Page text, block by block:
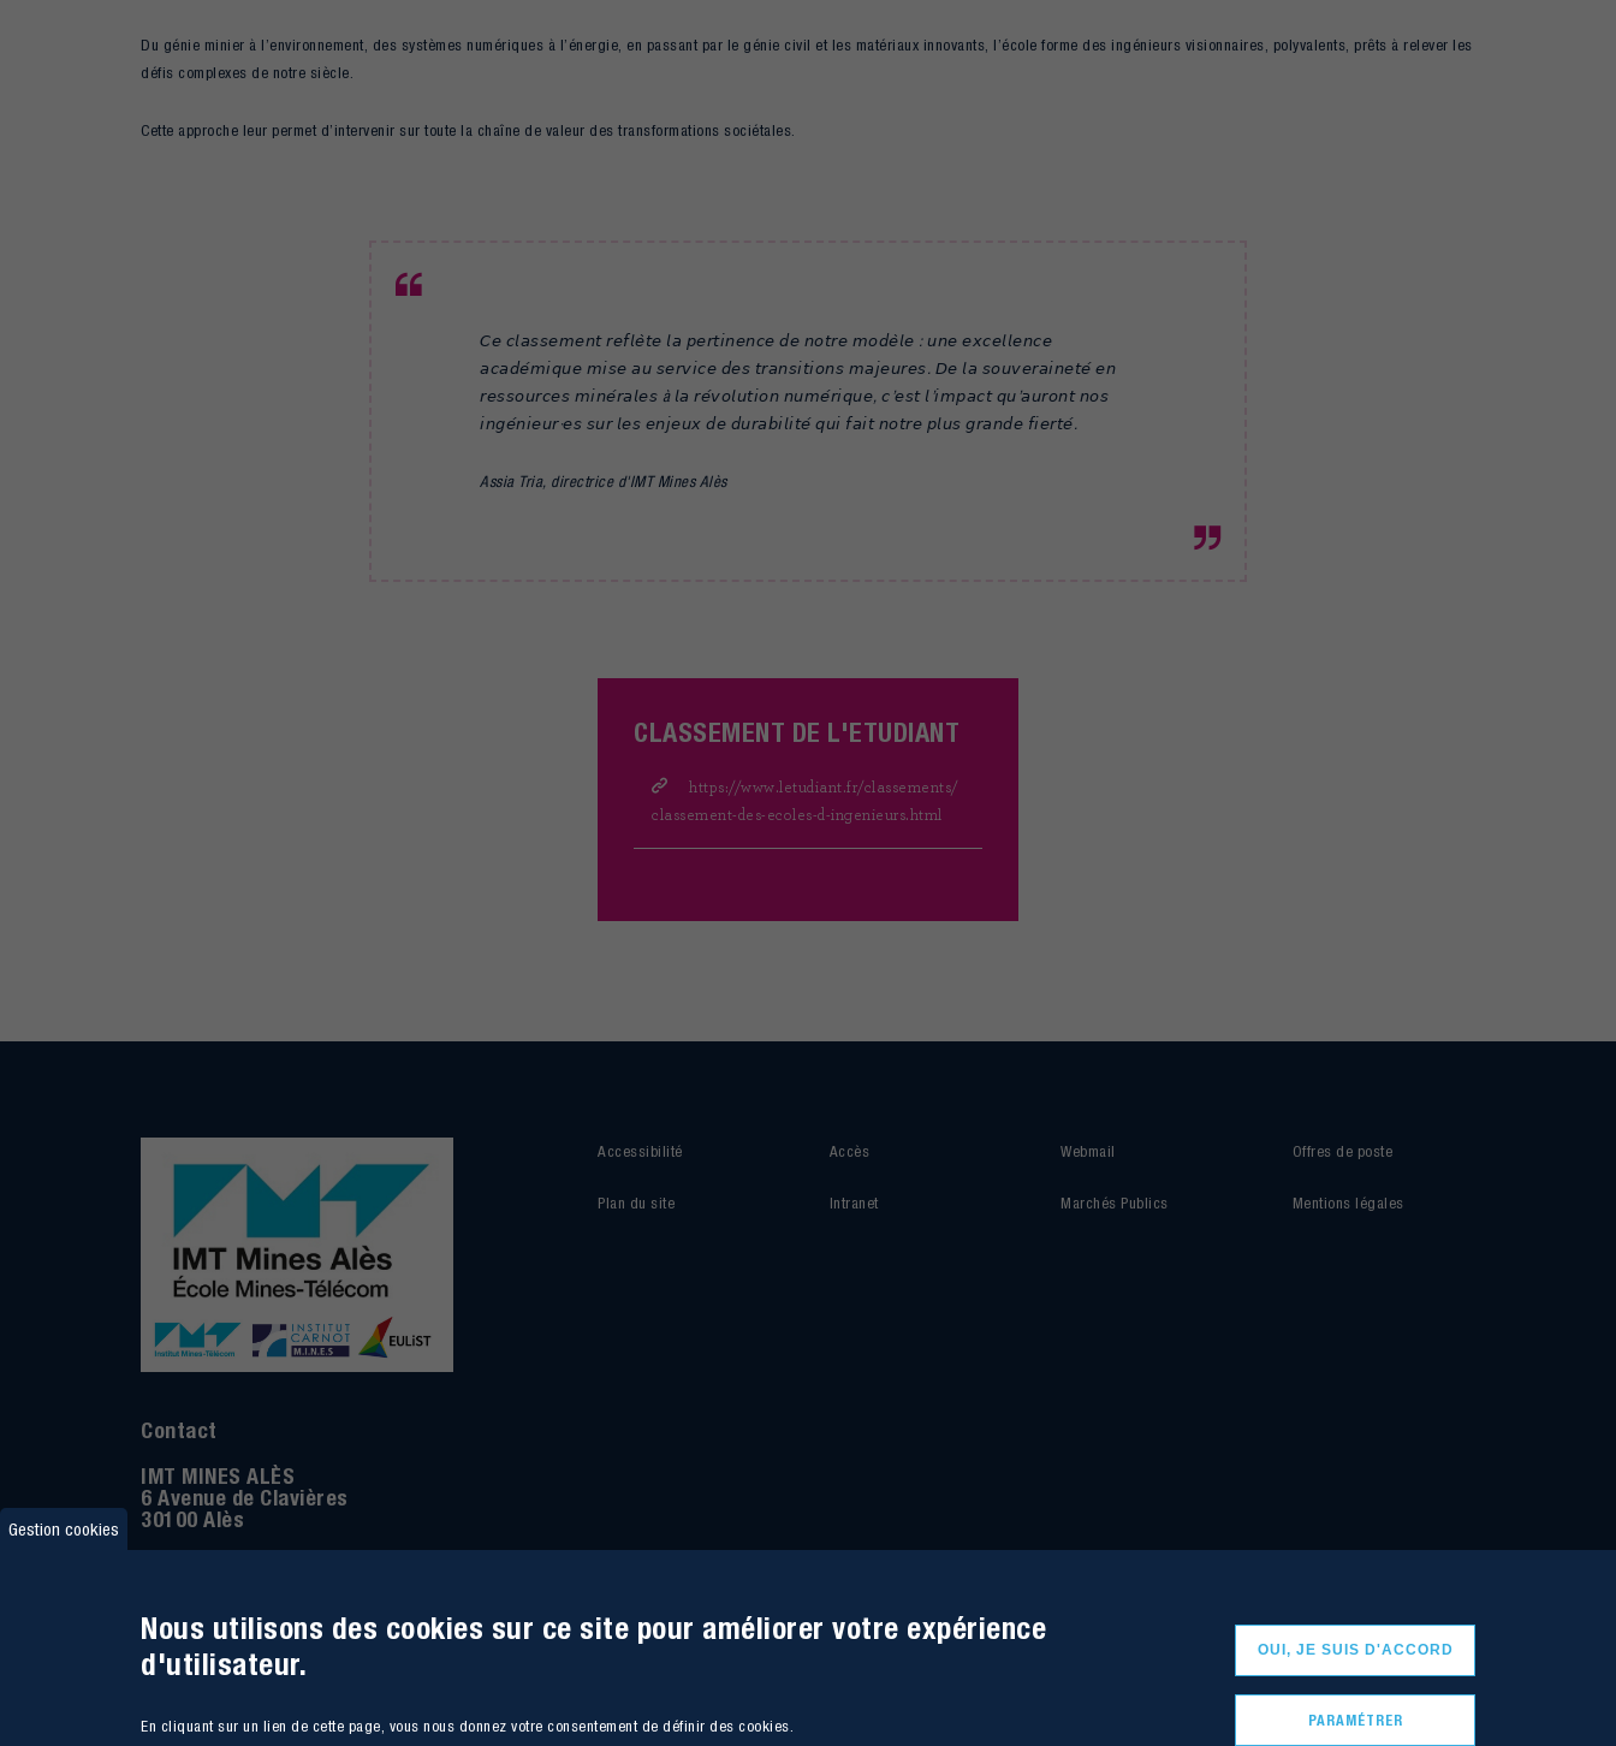
Du génie minier à l’environnement, des systèmes numériques à l’énergie, en passant par le génie civil et les matériaux innovants, l’école forme des ingénieurs visionnaires, polyvalents, prêts à relever les
défis complexes de notre siècle.
Cette approche leur permet d’intervenir sur toute la chaîne de valeur des transformations sociétales.
𝘊𝘦 𝘤𝘭𝘢𝘴𝘴𝘦𝘮𝘦𝘯𝘵 𝘳𝘦𝘧𝘭𝘦̀𝘵𝘦 𝘭𝘢 𝘱𝘦𝘳𝘵𝘪𝘯𝘦𝘯𝘤𝘦 𝘥𝘦 𝘯𝘰𝘵𝘳𝘦 𝘮𝘰𝘥𝘦̀𝘭𝘦 : 𝘶𝘯𝘦 𝘦𝘹𝘤𝘦𝘭𝘭𝘦𝘯𝘤𝘦
𝘢𝘤𝘢𝘥𝘦́𝘮𝘪𝘲𝘶𝘦 𝘮𝘪𝘴𝘦 𝘢𝘶 𝘴𝘦𝘳𝘷𝘪𝘤𝘦 𝘥𝘦𝘴 𝘵𝘳𝘢𝘯𝘴𝘪𝘵𝘪𝘰𝘯𝘴 𝘮𝘢𝘫𝘦𝘶𝘳𝘦𝘴. 𝘋𝘦 𝘭𝘢 𝘴𝘰𝘶𝘷𝘦𝘳𝘢𝘪𝘯𝘦𝘵𝘦́ 𝘦𝘯
𝘳𝘦𝘴𝘴𝘰𝘶𝘳𝘤𝘦𝘴 𝘮𝘪𝘯𝘦́𝘳𝘢𝘭𝘦𝘴 à 𝘭𝘢 𝘳𝘦́𝘷𝘰𝘭𝘶𝘵𝘪𝘰𝘯 𝘯𝘶𝘮𝘦́𝘳𝘪𝘲𝘶𝘦, 𝘤’𝘦𝘴𝘵 𝘭’𝘪𝘮𝘱𝘢𝘤𝘵 𝘲𝘶’𝘢𝘶𝘳𝘰𝘯𝘵 𝘯𝘰𝘴
𝘪𝘯𝘨𝘦́𝘯𝘪𝘦𝘶𝘳·𝘦𝘴 𝘴𝘶𝘳 𝘭𝘦𝘴 𝘦𝘯𝘫𝘦𝘶𝘹 𝘥𝘦 𝘥𝘶𝘳𝘢𝘣𝘪𝘭𝘪𝘵𝘦́ 𝘲𝘶𝘪 𝘧𝘢𝘪𝘵 𝘯𝘰𝘵𝘳𝘦 𝘱𝘭𝘶𝘴 𝘨𝘳𝘢𝘯𝘥𝘦 𝘧𝘪𝘦𝘳𝘵𝘦́.
Assia Tria, directrice d'IMT Mines Alès
CLASSEMENT DE L'ETUDIANT
https://www.letudiant.fr/classements/
classement-des-ecoles-d-ingenieurs.html
Contact
IMT MINES ALÈS
6 Avenue de Clavières
30100 Alès
Accessibilité
Plan du site
Accès
Intranet
Webmail
Marchés Publics
Offres de poste
Mentions légales
Gestion cookies
Nous utilisons des cookies sur ce site pour améliorer votre expérience
d'utilisateur.
En cliquant sur un lien de cette page, vous nous donnez votre consentement de définir des cookies.
OUI, JE SUIS D'ACCORD
PARAMÉTRER